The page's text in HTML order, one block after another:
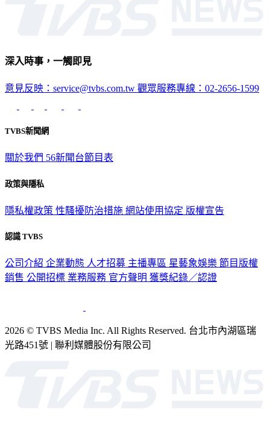
深入時事，一觸即見
意見反映：service@tvbs.com.tw 觀眾服務專線：02-2656-1599
TVBS新聞網
關於我們 56新聞台節目表
政策與隱私
隱私權政策 性騷擾防治措施 網站使用協定 版權宣告
認識 TVBS
公司介紹 企業動態 人才招募 主播專區 星藝象娛樂 節目版權
銷售 公開招標 業務服務 官方聲明 獲獎紀錄／認證
2026 © TVBS Media Inc. All Rights Reserved. 台北市內湖區瑞
光路451號 | 聯利媒體股份有限公司